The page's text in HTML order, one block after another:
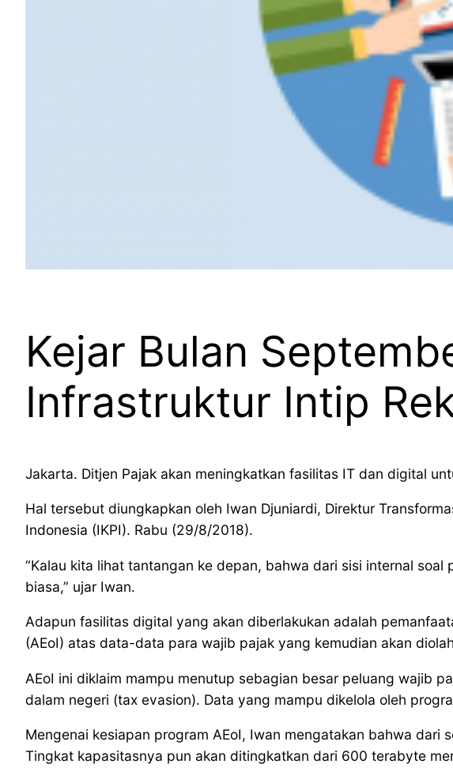
Kejar Bulan
Infrastruktur Intip
Jakarta. Ditjen Pajak akan meningkatkan fasilitas IT dan digital
Hal tersebut diungkapkan oleh Iwan Djuniardi, Direktur
Indonesia (IKPI). Rabu (29/8/2018).
“Kalau kita lihat tantangan ke depan, bahwa dari sisi internal
biasa,” ujar Iwan.
Adapun fasilitas digital yang akan diberlakukan adalah
(AEoI) atas data-data para wajib pajak yang kemudian akan
AEoI ini diklaim mampu menutup sebagian besar peluang wajib
dalam negeri (tax evasion). Data yang mampu dikelola oleh
Mengenai kesiapan program AEoI, Iwan mengatakan bahwa
Tingkat kapasitasnya pun akan ditingkatkan dari 600 terabyte